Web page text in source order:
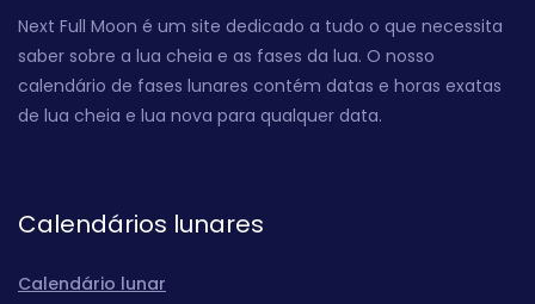
Next Full Moon é um site dedicado a tudo o que necessita
saber sobre a lua cheia e as fases da lua. O nosso
calendário de fases lunares contém datas e horas exatas
de lua cheia e lua nova para qualquer data.
Calendários lunares
Calendário lunar